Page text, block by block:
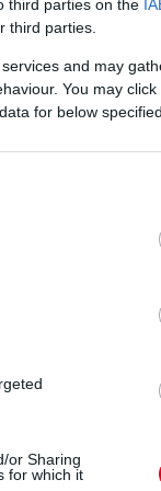
third parties on the
third parties.
and may
You may
for below
or Sharing
for which it
Rodrigo
arra
ez